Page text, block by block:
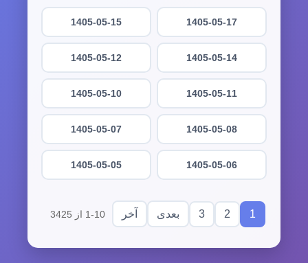
1405-05-17
1405-05-15
1405-05-14
1405-05-12
1405-05-11
1405-05-10
1405-05-08
1405-05-07
1405-05-06
1405-05-05
1
2
3 بعدی آخر 1-10 از 3425